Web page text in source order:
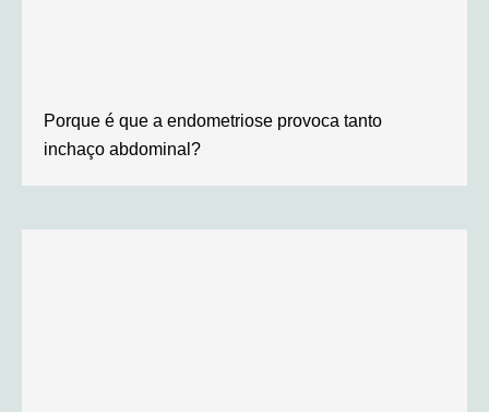
Porque é que a endometriose provoca tanto
inchaço abdominal?